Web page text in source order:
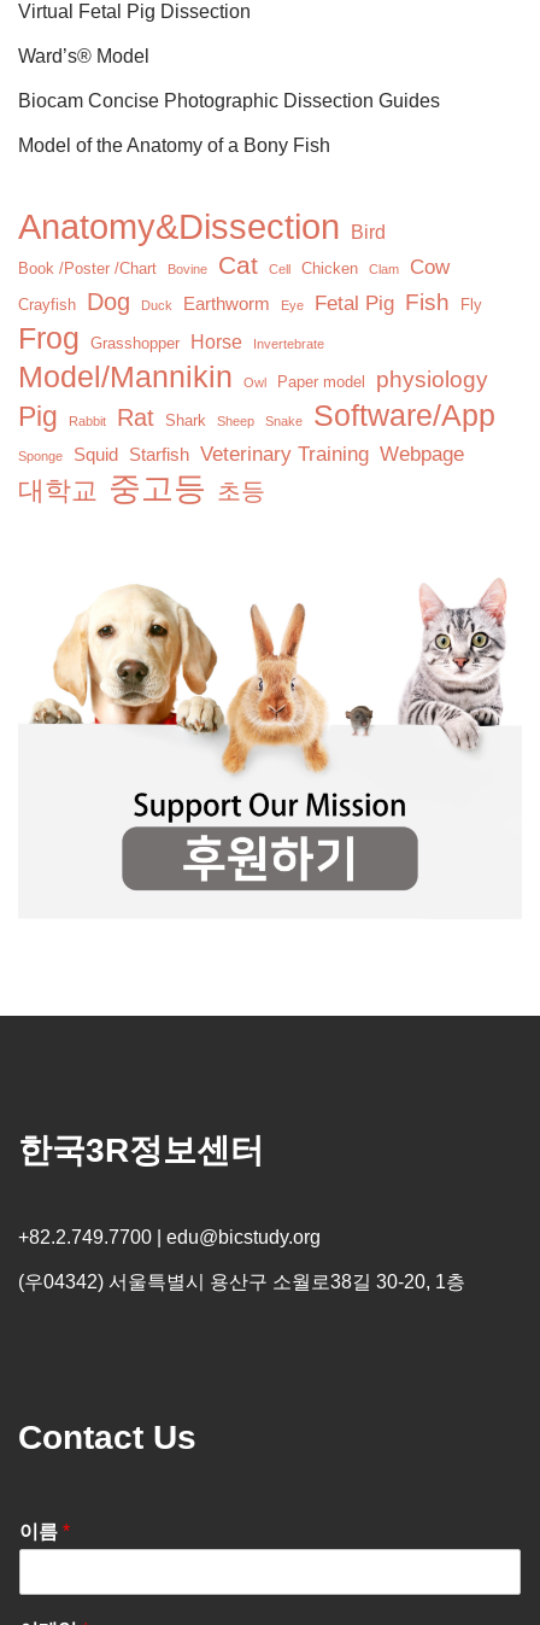
Virtual Fetal Pig Dissection
Ward’s® Model
Biocam Concise Photographic Dissection Guides
Model of the Anatomy of a Bony Fish
Anatomy&Dissection Bird
Book /Poster /Chart Bovine Cat Cell Chicken Clam Cow
Crayfish Dog Duck Earthworm Eye Fetal Pig Fish Fly
Frog Grasshopper Horse Invertebrate
Model/Mannikin Owl Paper model physiology
Pig Rabbit Rat Shark Sheep Snake Software/App
Sponge Squid Starfish Veterinary Training Webpage
대학교 중고등 초등
한국3R정보센터
+82.2.749.7700 | edu@bicstudy.org
(우04342) 서울특별시 용산구 소월로38길 30-20, 1층
Contact Us
이름 *